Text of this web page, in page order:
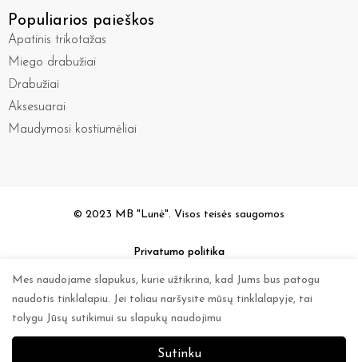
Populiarios paieškos
Apatinis trikotažas
Miego drabužiai
Drabužiai
Aksesuarai
Maudymosi kostiumėliai
© 2023 MB "Lunė". Visos teisės saugomos
Privatumo politika
Mes naudojame slapukus, kurie užtikrina, kad Jums bus patogu
naudotis tinklalapiu. Jei toliau naršysite mūsų tinklalapyje, tai
tolygu Jūsų sutikimui su slapukų naudojimu
Sutinku
0